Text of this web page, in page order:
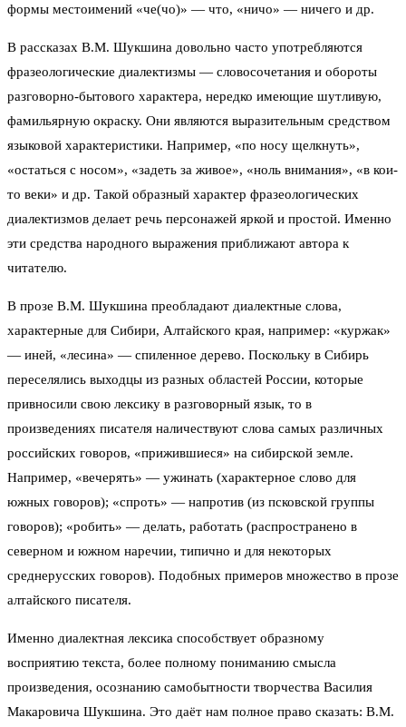
формы местоимений «че(чо)» — что, «ничо» — ничего и др.
В рассказах В.М. Шукшина довольно часто употребляются
фразеологические диалектизмы — словосочетания и обороты
разговорно-бытового характера, нередко имеющие шутливую,
фамильярную окраску. Они являются выразительным средством
языковой характеристики. Например, «по носу щелкнуть»,
«остаться с носом», «задеть за живое», «ноль внимания», «в кои-
то веки» и др. Такой образный характер фразеологических
диалектизмов делает речь персонажей яркой и простой. Именно
эти средства народного выражения приближают автора к
читателю.
В прозе В.М. Шукшина преобладают диалектные слова,
характерные для Сибири, Алтайского края, например: «куржак»
— иней, «лесина» — спиленное дерево. Поскольку в Сибирь
переселялись выходцы из разных областей России, которые
привносили свою лексику в разговорный язык, то в
произведениях писателя наличествуют слова самых различных
российских говоров, «прижившиеся» на сибирской земле.
Например, «вечерять» — ужинать (характерное слово для
южных говоров); «спроть» — напротив (из псковской группы
говоров); «робить» — делать, работать (распространено в
северном и южном наречии, типично и для некоторых
среднерусских говоров). Подобных примеров множество в прозе
алтайского писателя.
Именно диалектная лексика способствует образному
восприятию текста, более полному пониманию смысла
произведения, осознанию самобытности творчества Василия
Макаровича Шукшина. Это даёт нам полное право сказать: В.М.